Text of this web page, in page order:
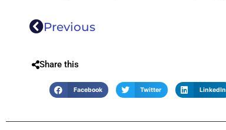
Previous
Share this
Facebook Twitter LinkedIn